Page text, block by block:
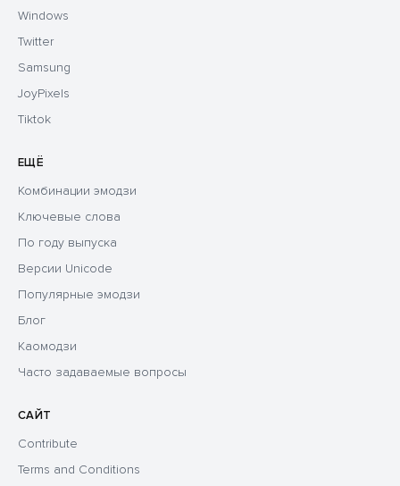
Windows
Twitter
Samsung
JoyPixels
Tiktok
ЕЩЁ
Комбинации эмодзи
Ключевые слова
По году выпуска
Версии Unicode
Популярные эмодзи
Блог
Каомодзи
Часто задаваемые вопросы
САЙТ
Contribute
Terms and Conditions